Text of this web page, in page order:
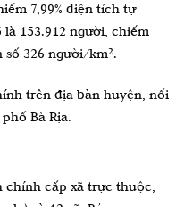
7,99% diện tích tự
153.912 người, chiếm
số 326 người/km².
trên địa bàn huyện, nối
Bà Rịa.
chính cấp xã trực thuộc,